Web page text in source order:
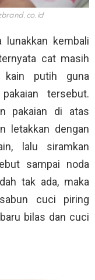
lunakkan kembali
cat masih
kain putih guna
tersebut.
pakaian di atas
letakkan dengan
lalu siramkan
sampai noda
tak ada, maka
cuci piring
bilas dan cuci